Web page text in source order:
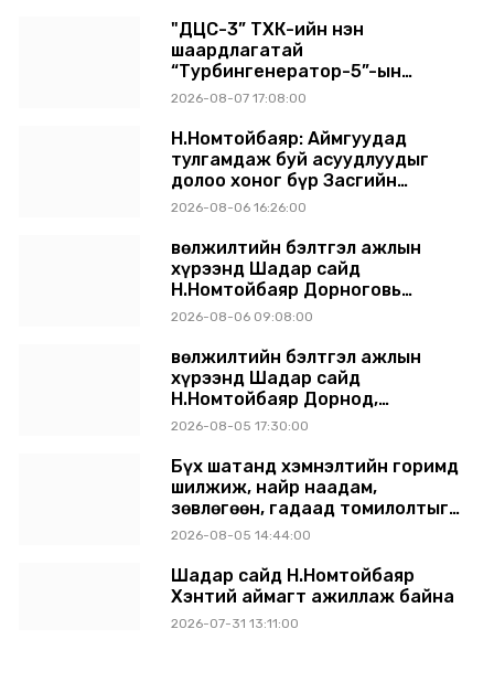
"ДЦС-3” ТӨХК-ийн нэн
шаардлагатай
“Турбингенератор-5”-ын
шинэчлэлийн төсвийг
2026-08-07 17:08:00
Н.Номтойбаяр: Аймгуудад
тулгамдаж буй асуудлуудыг
долоо хоног бүр Засгийн
газрын хуралдаанд
2026-08-06 16:26:00
Өвөлжилтийн бэлтгэл ажлын
хүрээнд Шадар сайд
Н.Номтойбаяр Дорноговь
аймагт ажиллав
2026-08-06 09:08:00
Өвөлжилтийн бэлтгэл ажлын
хүрээнд Шадар сайд
Н.Номтойбаяр Дорнод,
Сүхбаатар аймагт ажиллав
2026-08-05 17:30:00
Бүх шатанд хэмнэлтийн горимд
шилжиж, найр наадам,
зөвлөгөөн, гадаад томилолтыг
хориглолоо
2026-08-05 14:44:00
Шадар сайд Н.Номтойбаяр
Хэнтий аймагт ажиллаж байна
2026-07-31 13:11:00